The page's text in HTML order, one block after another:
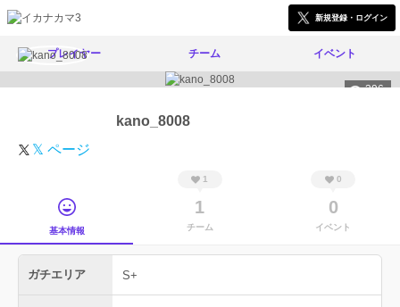
新規登録・ログイン
プレイヤー チーム イベント
396
kano_8008
𝕏 ページ
基本情報
1
1
チーム
0
0
イベント
ガチエリア S+